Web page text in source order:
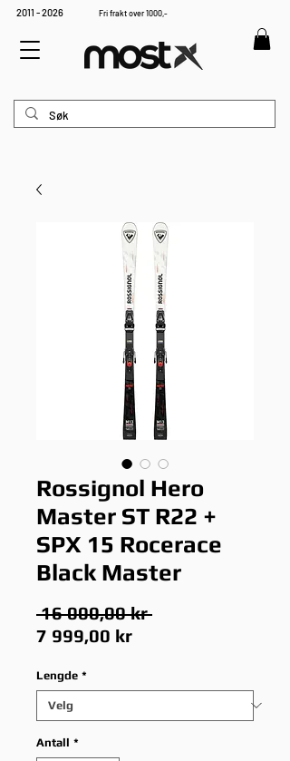
2011 - 2026 Fri frakt over 1000,-
Rossignol Hero
Master ST R22 +
SPX 15 Rocerace
Black Master
16 000,00 kr Vanlig
7 999,00 krSalgspris
Lengde *
Antall *